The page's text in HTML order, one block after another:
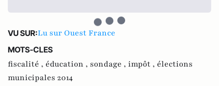
VU SUR:Lu sur Ouest France
MOTS-CLES
fiscalité , éducation , sondage , impôt , élections
municipales 2014